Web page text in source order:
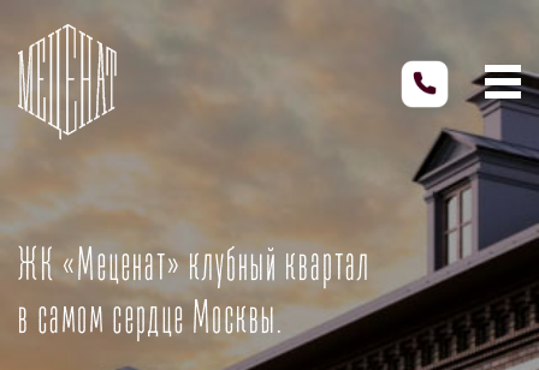
ЖК «Меценат» клубный квартал
в самом сердце Москвы.